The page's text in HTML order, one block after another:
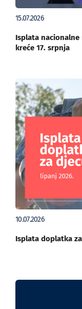
15.07.2026
Isplata
kreće 17. srpnja
10.07.2026
Isplata doplatka